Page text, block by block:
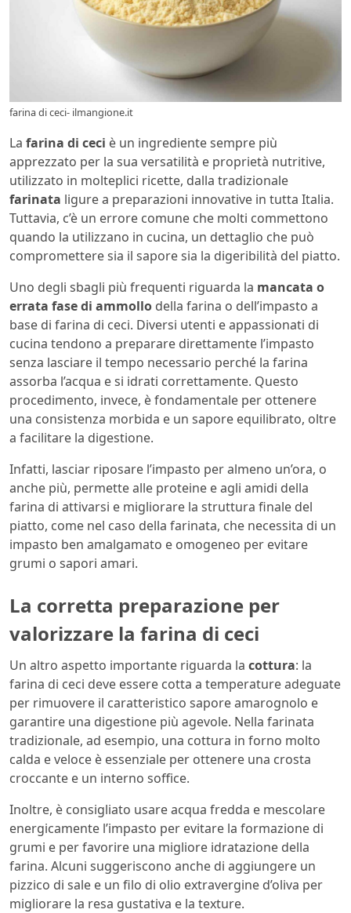
farina di ceci- ilmangione.it
La farina di ceci è un ingrediente sempre più
apprezzato per la sua versatilità e proprietà nutritive,
utilizzato in molteplici ricette, dalla tradizionale
farinata ligure a preparazioni innovative in tutta Italia.
Tuttavia, c’è un errore comune che molti commettono
quando la utilizzano in cucina, un dettaglio che può
compromettere sia il sapore sia la digeribilità del piatto.
Uno degli sbagli più frequenti riguarda la mancata o
errata fase di ammollo della farina o dell’impasto a
base di farina di ceci. Diversi utenti e appassionati di
cucina tendono a preparare direttamente l’impasto
senza lasciare il tempo necessario perché la farina
assorba l’acqua e si idrati correttamente. Questo
procedimento, invece, è fondamentale per ottenere
una consistenza morbida e un sapore equilibrato, oltre
a facilitare la digestione.
Infatti, lasciar riposare l’impasto per almeno un’ora, o
anche più, permette alle proteine e agli amidi della
farina di attivarsi e migliorare la struttura finale del
piatto, come nel caso della farinata, che necessita di un
impasto ben amalgamato e omogeneo per evitare
grumi o sapori amari.
La corretta preparazione per
valorizzare la farina di ceci
Un altro aspetto importante riguarda la cottura: la
farina di ceci deve essere cotta a temperature adeguate
per rimuovere il caratteristico sapore amarognolo e
garantire una digestione più agevole. Nella farinata
tradizionale, ad esempio, una cottura in forno molto
calda e veloce è essenziale per ottenere una crosta
croccante e un interno soffice.
Inoltre, è consigliato usare acqua fredda e mescolare
energicamente l’impasto per evitare la formazione di
grumi e per favorire una migliore idratazione della
farina. Alcuni suggeriscono anche di aggiungere un
pizzico di sale e un filo di olio extravergine d’oliva per
migliorare la resa gustativa e la texture.